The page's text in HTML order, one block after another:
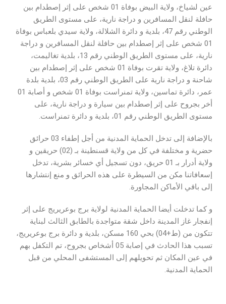
عين لشياخ، ولاية البيض بوفاة 01 شخص على إثر إصطدام بين
حافلة لنقل المسافرين و دراجة نارية، على مستوى الطريق
الوطني رقم 47، بلدية و دائرة الشلالة، ولاية سيدي بلعباس بوفاة
01 شخص على إثر إصطدام بين حافلة لنقل المسافرين و دراجة
نارية، على مستوى الطريق الوطني رقم 13، بلدية تغاليمت،
دائرة تلاغ، ولاية تقرت بوفاة 01 شخص على إثر إصطدام بين
شاحنة و دراجة نارية على الطريق الوطني رقم 03، بلدية بلدة
عمر، دائرة تماسين، ولاية تمنراست بوفاة 01 شخص و أصابة 01
أخر بجروح على إثر إصطدام بين سيارة و دراجة نارية، على
مستوى الطريق الوطني رقم 01، بلدية و دائرة تمنراست.
بالإضافة إلى تدخل الحماية المدنية من أجل إطفاء 03 حرائق
حضرية و مختلفة في كل من ولاية قسنطينة بـ (02) حريقين و
ولاية أدرار بـ 01 حريق، دون تسجيل أي خسائر بشرية، تدخل
إسعافاتنا مكن من السيطرة على هذه الحرائق و منع إنتشارها
إلى باقي الأماكن المجاورة.
و كما تدخلت أيضا الحماية المدنية لولاية برج بوعريريج على إثر
إنفجار غاز المدينة داخل شقة متواجدة بالطابق الثالث لبناية
تتكون من (ط+04) بحي 160 مسكن، بلدية و دائرة برج بوعريريج،
تسبب هذا الحادث في إصابة 05 أشخاص بجروح، تم التكفل بهم
في عين المكان ثم تحويلهم إلى المستشفى المحلي من قبل
الحماية المدنية.